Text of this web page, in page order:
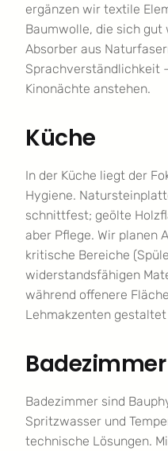
ergänzen wir textile
Baumwolle, die sich gut
Absorber aus
Sprachverständlichkeit
Kinonächte anstehen.
Küche
In der Küche liegt der
Hygiene.
schnittfest; geölte
aber Pflege. Wir planen
kritische Bereiche
widerstandsfähigen
während offenere
Lehmakzenten
Badezimmer
Badezimmer sind
Spritzwasser und
technische Lösungen.